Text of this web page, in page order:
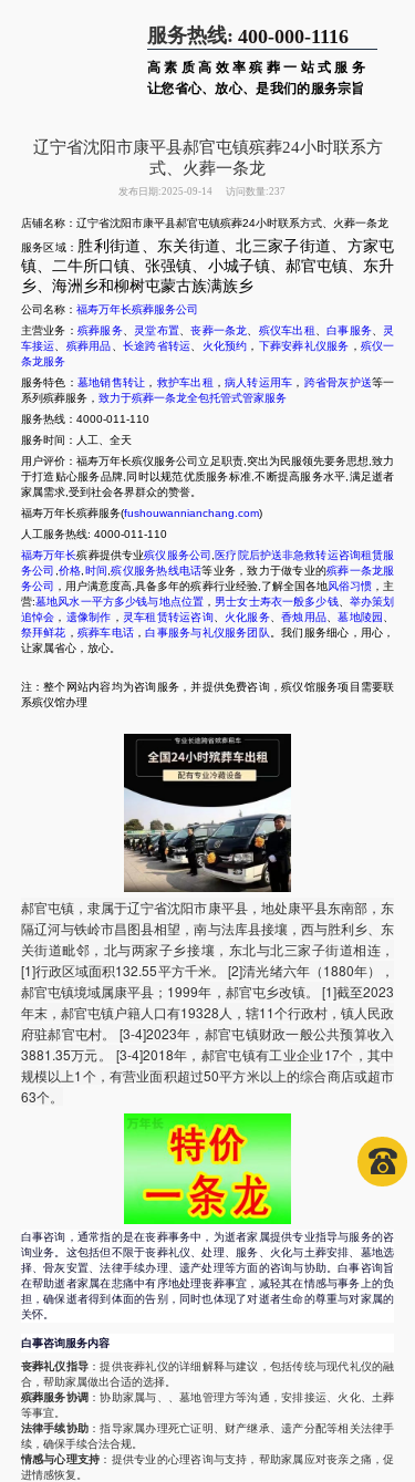
服务热线: 400-000-1116
高素质高效率殡葬一站式服务
让您省心、放心、是我们的服务宗旨
辽宁省沈阳市康平县郝官屯镇殡葬24小时联系方
式、火葬一条龙
发布日期:2025-09-14 访问数量:237
店铺名称：辽宁省沈阳市康平县郝官屯镇殡葬24小时联系方式、火葬一条龙
服务区域： 胜利街道、东关街道、北三家子街道、方家屯
镇、二牛所口镇、张强镇、小城子镇、郝官屯镇、东升
乡、海洲乡和柳树屯蒙古族满族乡
公司名称： 福寿万年长殡葬服务公司
主营业务： 殡葬服务、 灵堂布置 、丧葬一条龙 殡仪车出租 、白事服务
灵
车接运
殡葬用品 长途跨省转运 火化预约 ， 下葬安葬礼仪服务 ， 殡仪一
条龙服务
服务特色： 墓地销售转让 ， 救护车出租 ， 病人转运用车 ， 跨省骨灰护送等一
系列殡葬服务， 致力于殡葬一条龙全包托管式管家服务
服务热线：4000-011-110
服务时间：人工、全天
用户评价：福寿万年长殡仪服务公司立足职责,突出为民服领先要务思想,致力
于打造贴心服务品牌,同时以规范优质服务标准,不断提高服务水平,满足逝者
家属需求,受到社会各界群众的赞誉。
福寿万年长殡葬服务(fushouwannianchang.com)
人工服务热线: 4000-011-110
福寿万年长殡葬提供专业殡仪服务公司 医疗院后护送非急救转运咨询租赁服
务公司 价格 时间 殡仪服务热线电话等业务，致力于做专业的殡葬一条龙服
务公司
，用户满意度高,具备多年的殡葬行业经验,了解全国各地风俗习惯 ，主
营:墓地风水一平方多少钱与地点位置 ， 男士女士寿衣一般多少钱、 举办策划
追悼会 ， 遗像制作 ， 灵车租赁转运咨询、 火化服务、香烛用品 、墓地陵园
祭拜鲜花 ， 殡葬车电话 ，白事服务与礼仪服务团队
。我们服务细心，用心，
让家属省心，放心。
注：整个网站内容均为咨询服务，并提供免费咨询，殡仪馆服务项目需要联
系殡仪馆办理
郝官屯镇，隶属于辽宁省沈阳市康平县，地处康平县东南部，东
隔辽河与铁岭市昌图县相望，南与法库县接壤，西与胜利乡、东
关街道毗邻，北与两家子乡接壤，东北与北三家子街道相连，
[1]行政区域面积132.55平方千米。 [2]清光绪六年（1880年），
郝官屯镇境域属康平县；1999年，郝官屯乡改镇。 [1]截至2023
年末，郝官屯镇户籍人口有19328人，辖11个行政村，镇人民政
府驻郝官屯村。 [3-4]2023年，郝官屯镇财政一般公共预算收入
3881.35万元。 [3-4]2018年，郝官屯镇有工业企业17个，其中
规模以上1个，有营业面积超过50平方米以上的综合商店或超市
63个。
白事咨询，通常指的是在丧葬事务中，为逝者家属提供专业指导与服务的咨
询业务。这包括但不限于丧葬礼仪、处理、服务、火化与土葬安排、墓地选
择、骨灰安置、法律手续办理、遗产处理等方面的咨询与协助。白事咨询旨
在帮助逝者家属在悲痛中有序地处理丧葬事宜，减轻其在情感与事务上的负
担，确保逝者得到体面的告别，同时也体现了对逝者生命的尊重与对家属的
关怀。
白事咨询服务内容
丧葬礼仪指导 ：提供丧葬礼仪的详细解释与建议，包括传统与现代礼仪的融
合，帮助家属做出合适的选择。
殡葬服务协调 ：协助家属与、、墓地管理方等沟通，安排接运、火化、土葬
等事宜。
法律手续协助 ：指导家属办理死亡证明、财产继承、遗产分配等相关法律手
续，确保手续合法合规。
情感与心理支持 ：提供专业的心理咨询与支持，帮助家属应对丧亲之痛，促
进情感恢复。